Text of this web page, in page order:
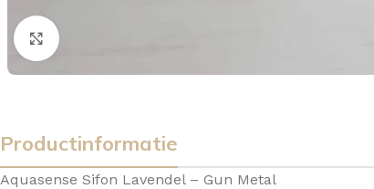
TOPBLADEN
Productinformatie
Aquasense Sifon Lavendel – Gun Metal